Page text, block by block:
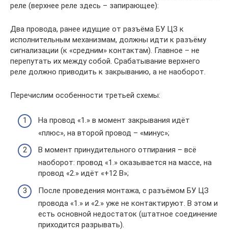
реле (верхнее реле здесь – запирающее):
Два провода, ранее идущие от разъёма БУ ЦЗ к
исполнительным механизмам, должны идти к разъёму
сигнализации (к «средним» контактам). Главное – не
перепутать их между собой. Срабатывание верхнего
реле должно приводить к закрыванию, а не наоборот.
Перечислим особенности третьей схемы:
На провод «1.» в момент закрывания идёт
«плюс», на второй провод – «минус»;
В момент принудительного отпирания – всё
наоборот: провод «1.» оказывается на массе, на
провод «2.» идёт «+12 В»;
После проведения монтажа, с разъёмом БУ ЦЗ
провода «1.» и «2.» уже не контактируют. В этом и
есть основной недостаток (штатное соединение
приходится разрывать).